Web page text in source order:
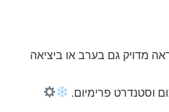
מדויק גם בערב או ביציאה
וסטנדרט פרימיום.